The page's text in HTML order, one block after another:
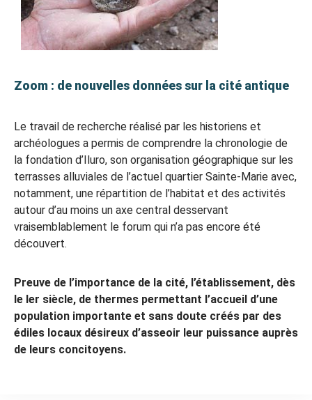
Zoom : de nouvelles données sur la cité antique
Le travail de recherche réalisé par les historiens et
archéologues a permis de comprendre la chronologie de
la fondation d’Iluro, son organisation géographique sur les
terrasses alluviales de l’actuel quartier Sainte-Marie avec,
notamment, une répartition de l’habitat et des activités
autour d’au moins un axe central desservant
vraisemblablement le forum qui n’a pas encore été
découvert.
Preuve de l’importance de la cité, l’établissement, dès
le Ier siècle, de thermes permettant l’accueil d’une
population importante et sans doute créés par des
édiles locaux désireux d’asseoir leur puissance auprès
de leurs concitoyens.